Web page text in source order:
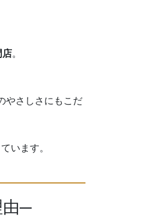
店。
やさしさにもこだ
います。
由─